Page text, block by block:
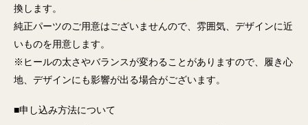
換します。
純正パーツのご用意はございませんので、雰囲気、デザインに近
いものを用意します。
※ヒールの太さやバランスが変わることがありますので、履き心
地、デザインにも影響が出る場合がございます。
■申し込み方法について